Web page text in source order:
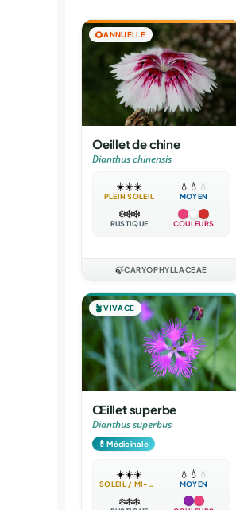
🌻ANNUELLE
Oeillet de chine
Dianthus chinensis
☀️☀️☀️
PLEIN SOLEIL
💧 💧 💧
MOYEN
❄️❄️❄️
RUSTIQUE COULEURS
🍃CARYOPHYLLACEAE
🪴VIVACE
Œillet superbe
Dianthus superbus
💊Médicinale
☀️☀️☀️
SOLEIL / MI-OMBRE
💧 💧 💧
MOYEN
❄️❄️❄️